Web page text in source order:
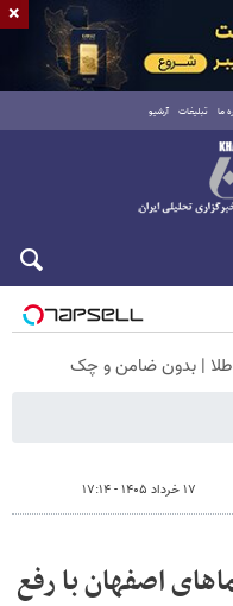
ما تبلیغات آرشیو
۱۷ خرداد ۱۴۰۵ - ۱۷:۱۴
اصفهان با رفع
×